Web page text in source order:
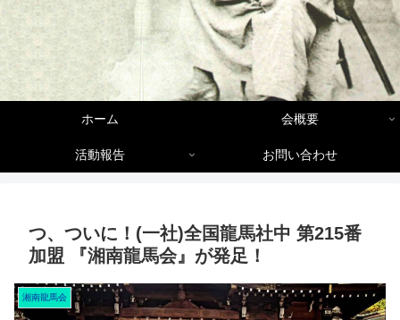
ホーム 会概要
活動報告 お問い合わせ
つ、ついに！(一社)全国龍馬社中 第215番
加盟 『湘南龍馬会』が発足！
湘南龍馬会